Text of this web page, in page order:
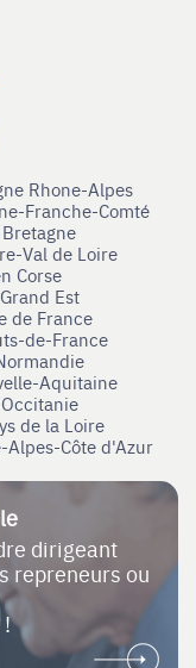
Rhone-Alpes
Franche-Comté
Val de Loire
Corse
Est
de France
de-France
Aquitaine
de la Loire
Alpes-Côte d'Azur
dirigeant
repreneurs ou
!